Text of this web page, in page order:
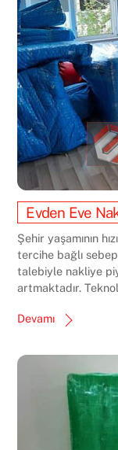
Evden Eve
Şehir yaşamının
tercihe bağlı
talebiyle nakliye
artmaktadır.
Devamı